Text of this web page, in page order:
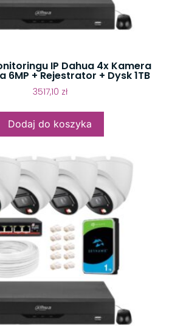
IP Dahua 4x Kamera
6MP + Rejestrator + Dysk 1TB
3517,10 zł
Dodaj do koszyka